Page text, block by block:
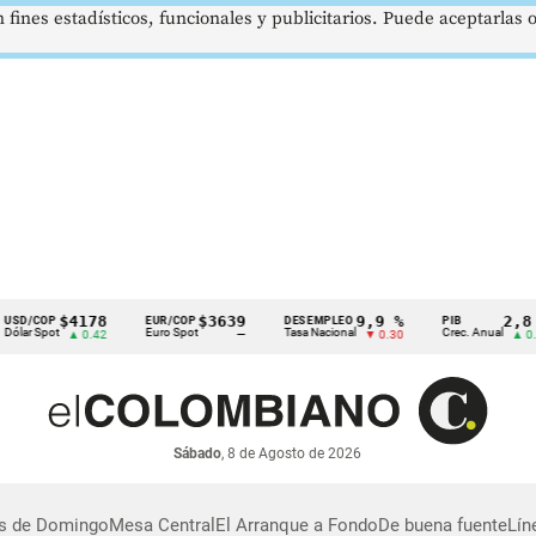
COP
Spot
$4178
▲ 0.42
EUR/COP
Euro Spot
$3639 DESEMPLEO
Tasa Nacional
9,9 %
▼ 0.30 Crec. Anual
2,8 %
▲ 0.10
Sábado, 8 de Agosto de 2026
de DomingoMesa Central El Arranque a FondoDe buena fuente
estadísticos, funcionales y publicitarios. Puede aceptarlas